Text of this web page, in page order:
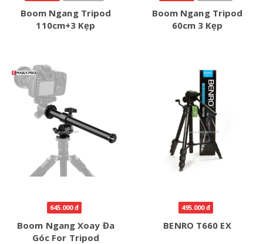
Boom Ngang Tripod
110cm+3 Kẹp
Boom Ngang Tripod
60cm 3 Kẹp
645.000 đ
Boom Ngang Xoay Đa
Góc For Tripod
495.000 đ
BENRO T660 EX